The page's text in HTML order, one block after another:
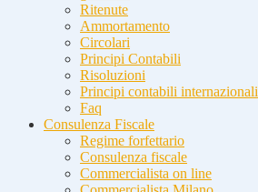
Ritenute
Ammortamento
Circolari
Principi Contabili
Risoluzioni
Principi contabili internazionali
Faq
Consulenza Fiscale
Regime forfettario
Consulenza fiscale
Commercialista on line